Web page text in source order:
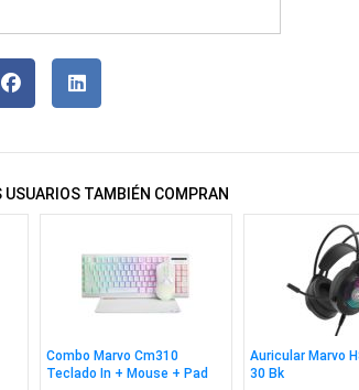
USUARIOS TAMBIÉN COMPRAN
Combo Marvo Cm310
Teclado In + Mouse + Pad
Auricular Marvo
30 Bk